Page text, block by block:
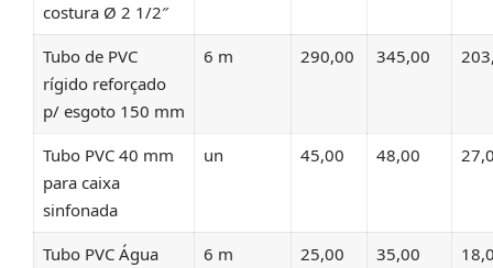
costura Ø 2 1/2″
Tubo de PVC
rígido reforçado
p/ esgoto 150 mm
6 m 290,00 345,00
Tubo PVC 40 mm
para caixa
sinfonada
un 45,00 48,00
Tubo PVC Água
6 m 25,00 35,00